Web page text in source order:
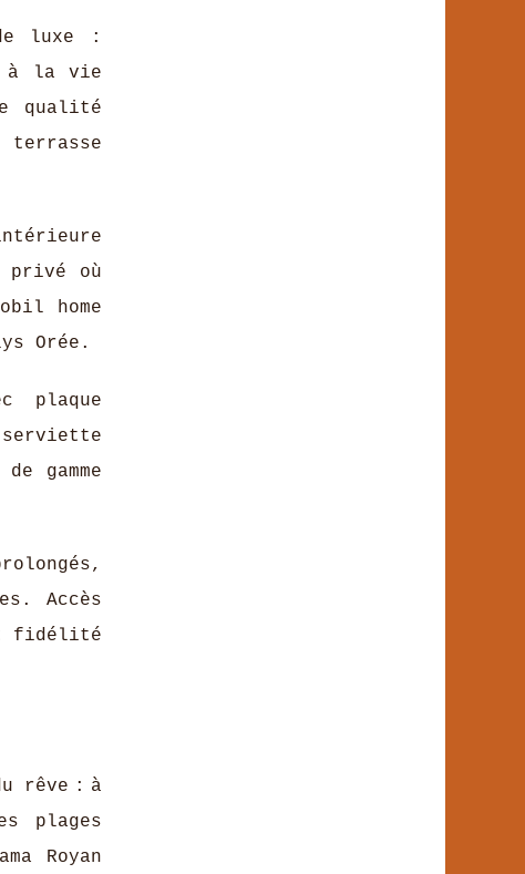
luxe :
à la vie
qualité
terrasse
privé où
home
Orée.
plaque
gamme
Accès
fidélité
rêve : à
plages
Royan